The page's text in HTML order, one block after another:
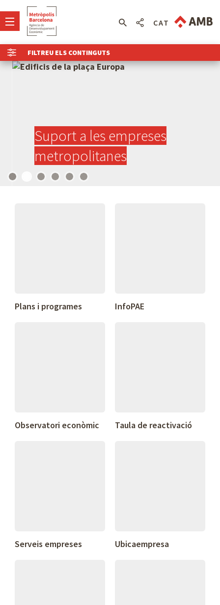
FILTREU ELS CONTINGUTS
CAT
Suport a les empreses
metropolitanes
Plans i programes InfoPAE
Observatori econòmic Taula de reactivació
Serveis empreses Ubicaempresa